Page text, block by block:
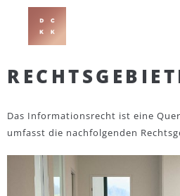
Das Informationsrecht ist eine
umfasst die nachfolgenden